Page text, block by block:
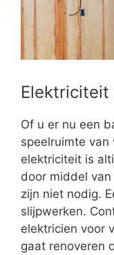
Elektriciteit
Of u er nu een
speelruimte van
elektriciteit is
door middel
zijn niet nodig.
slijpwerken.
elektricien voor
gaat renoveren